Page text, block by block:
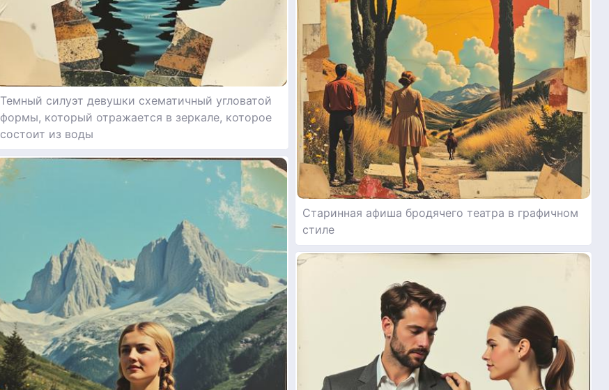
Темный силуэт девушки схематичный угловатой
формы, который отражается в зеркале, которое
состоит из воды
Старинная афиша бродячего театра в графичном
стиле